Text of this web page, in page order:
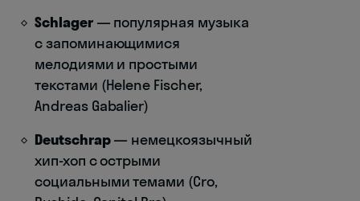
Schlager— популярная музыка
с запоминающимися
мелодиями и простыми
текстами (Helene Fischer,
Andreas Gabalier)
Deutschrap— немецкоязычный
хип-хоп с острыми
социальными темами (Cro,